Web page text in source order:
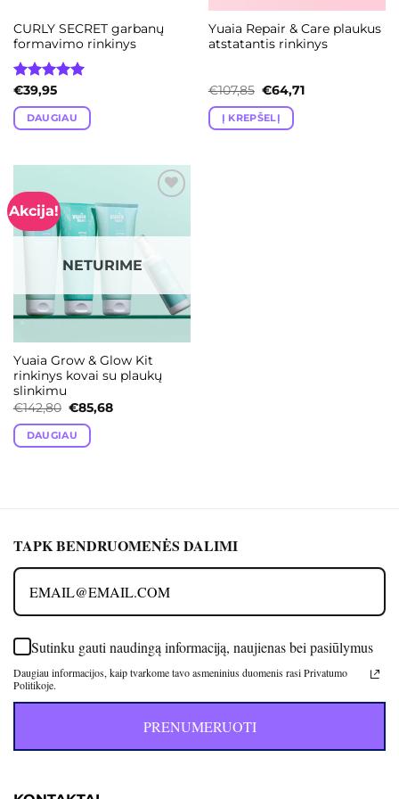
CURLY SECRET garbanų
formavimo rinkinys
Įvertinimas:
5.00iš 5
€39,95
DAUGIAU
Yuaia Repair & Care plaukus
atstatantis rinkinys
€107,85 Original
price
was:
€107,85.
€64,71Current
Į KREPŠELĮ
Akcija!
NETURIME
Yuaia Grow & Glow Kit
rinkinys kovai su plaukų
slinkimu
€142,80 Original
price
was:
€142,80.
€85,68Current
DAUGIAU
TAPK BENDRUOMENĖS DALIMI
Sutinku gauti naudingą informaciją, naujienas bei pasiūlymus
Daugiau informacijos, kaip tvarkome tavo asmeninius duomenis rasi Privatumo
Politikoje.
PRENUMERUOTI